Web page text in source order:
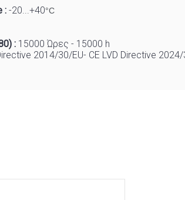
: -20...+40°C
: 1 5000 Ώρες - 15000 h
2014/30/EU- CE LVD Directive